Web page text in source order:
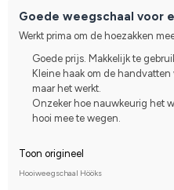
Compete on hobby-level
Goede weegschaal voor
Werkt prima om de hoezakken
Goede prijs. Makkelijk te
Kleine haak om de
maar het werkt.
Onzeker hoe nauwkeurig het
hooi mee te wegen.
Toon origineel
Hooiweegschaal Hööks